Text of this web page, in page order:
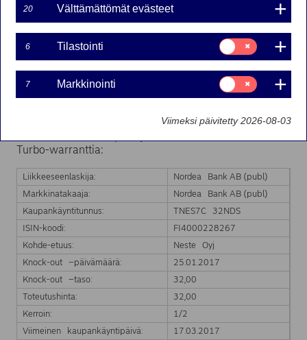
25-01-2017 11:08
Nordea Bank Ab (publ):n liikkeeseenlaskeman Turbo-
warrantin markkinatakaus on päättynyt kohde-etuuden
hinnan saavutettua Turbo-warrantin knock-out tason.
Turbo-warranttia:
Liikkeeseenlaskija:
Nordea Bank AB (publ)
Markkinatakaaja:
Nordea Bank AB (publ)
Kaupankäyntitunnus:
TNES7C 32NDS
ISIN-koodi:
FI4000228267
Kohde-etuus:
Neste Oyj
Knock-out –päivämäärä:
25.01.2017
Knock-out –taso:
32,00
Toteutushinta:
32,00
Kerroin:
1/2
Viimeinen kaupankäyntipäivä:
17.03.2017
20 Välttämättömät evästeet
6 Tilastointi
Suostumusvalinta:
Tilastointi
7 Markkinointi
Suostumusvalinta:
Markkinointi
Viimeksi päivitetty 2026-08-03